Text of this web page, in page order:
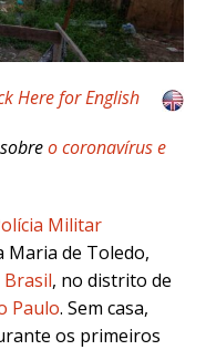
Here for English
o coronavírus e
Militar
Maria de Toledo,
Brasil, no distrito de
Paulo. Sem casa,
os primeiros